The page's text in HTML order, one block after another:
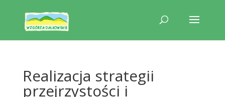
Realizacja strategii
przejrzystości i